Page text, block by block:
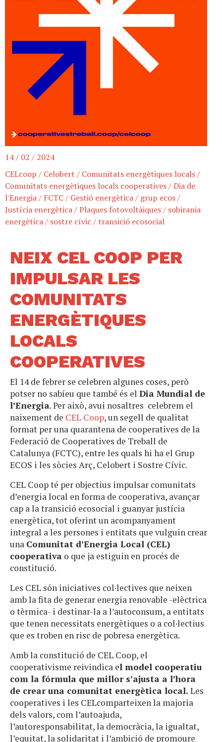
14 / 02 / 2024
CELcoop / Celobert / Comunitats energètiques locals/
Comunitats energètiques locals cooperatives/Dia de
l'Energia/ FCTC/ Gestió energètica/ grup ecos/
Justícia energètica/Plaques fotovoltàiques/ sobirania
energètica/ sostre cívic /transició ecosocial
NEIX CEL COOP PER
IMPULSAR LES
COMUNITATS
ENERGÈTIQUES
LOCALS
COOPERATIVES
El 14 de febrer se celebren algunes coses, però
potser no sabíeu que també és el Dia Mundial de
l’Energia. Per això, avui nosaltres celebrem el
naixement de CEL Coop, un segell de qualitat
format per una quarantena de cooperatives de la
Federació de Cooperatives de Treball de
Catalunya (FCTC), entre les quals hi ha el Grup
ECOS i les sòcies Arç, Celobert i Sostre Cívic.
CEL Coop té per objectius impulsar comunitats
d’energia local en forma de cooperativa, avançar
cap a la transició ecosocial i guanyar justícia
energètica, tot oferint un acompanyament
integral a les persones i entitats que vulguin crear
una Comunitat d’Energia Local (CEL)
cooperativa o que ja estiguin en procés de
constitució.
Les CEL són iniciatives col·lectives que neixen
amb la fita de generar energia renovable -elèctrica
o tèrmica- i destinar-la a l’autoconsum, a entitats
que tenen necessitats energètiques o a col·lectius
que es troben en risc de pobresa energètica.
Amb la constitució de CEL Coop, el
cooperativisme reivindica el model cooperatiu
com la fórmula que millor s’ajusta a l’hora
de crear una comunitat energètica local. Les
cooperatives i les CELcomparteixen la majoria
dels valors, com l’autoajuda,
l’autoresponsabilitat, la democràcia, la igualtat,
l’equitat, la solidaritat i l’ambició de promoure